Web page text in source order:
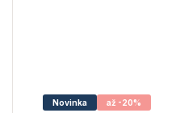
Novinka až -20%